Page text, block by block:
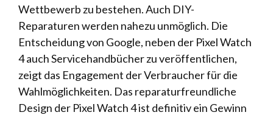
Wettbewerb zu bestehen. Auch DIY-
Reparaturen werden nahezu unmöglich. Die
Entscheidung von Google, neben der Pixel Watch
4 auch Servicehandbücher zu veröffentlichen,
zeigt das Engagement der Verbraucher für die
Wahlmöglichkeiten. Das reparaturfreundliche
Design der Pixel Watch 4 ist definitiv ein Gewinn